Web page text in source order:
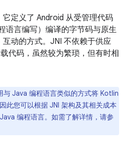
定义了 Android 从受管理代码
语言编写）编译的字节码与原生
动的方式。JNI 不依赖于供应
代码，虽然较为繁琐，但有时相
与 Java 编程语言类似的方式将 Kotlin
此您可以根据 JNI 架构及其相关成本
编程语言。如需了解详情，请参